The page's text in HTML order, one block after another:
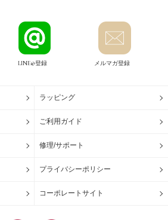
LINE@登録 メルマガ登録
ラッピング
ご利用ガイド
修理/サポート
プライバシーポリシー
コーポレートサイト